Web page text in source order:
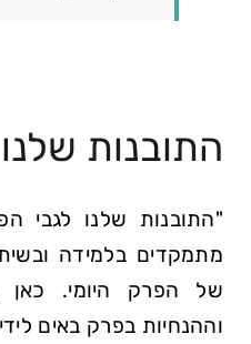
התובנות
"התובנות שלנו לגבי
מתמקדים בלמידה
של הפרק היומי. כאן
וההנחיות בפרק באים